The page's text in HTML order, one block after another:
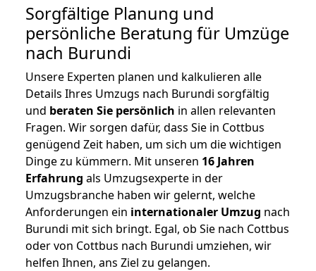
Sorgfältige Planung und
persönliche Beratung für Umzüge
nach Burundi
Unsere Experten planen und kalkulieren alle
Details Ihres Umzugs nach Burundi sorgfältig
und beraten Sie persönlich in allen relevanten
Fragen. Wir sorgen dafür, dass Sie in Cottbus
genügend Zeit haben, um sich um die wichtigen
Dinge zu kümmern. Mit unseren 16 Jahren
Erfahrung als Umzugsexperte in der
Umzugsbranche haben wir gelernt, welche
Anforderungen ein internationaler Umzug nach
Burundi mit sich bringt. Egal, ob Sie nach Cottbus
oder von Cottbus nach Burundi umziehen, wir
helfen Ihnen, ans Ziel zu gelangen.